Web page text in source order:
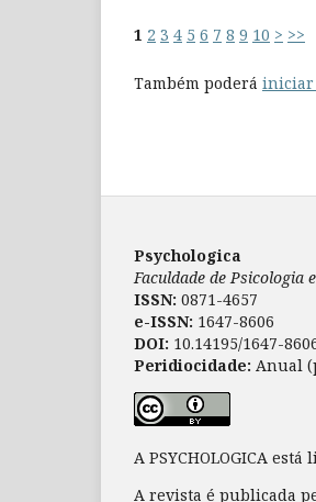
1 2 3 4 5 6 7 8 9 10 > >>
Também poderá iniciar
Psychologica
Faculdade de Psicologia
ISSN: 0871-4657
e-ISSN: 1647-8606
DOI: 10.14195/1647-
Peridiocidade: Anual
A PSYCHOLOGICA
A revista é publicada